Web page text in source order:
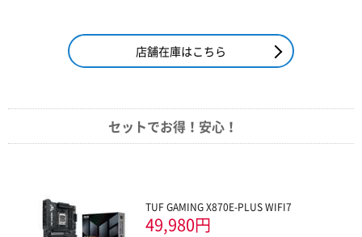
店舗在庫はこちら
セットでお得！安心！
TUF GAMING X870E-PLUS WIFI7
49,980円